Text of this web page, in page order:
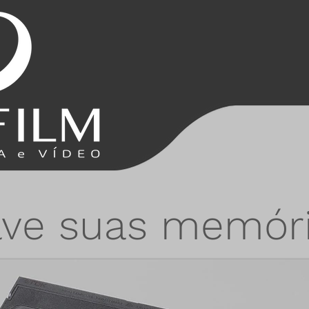
suas